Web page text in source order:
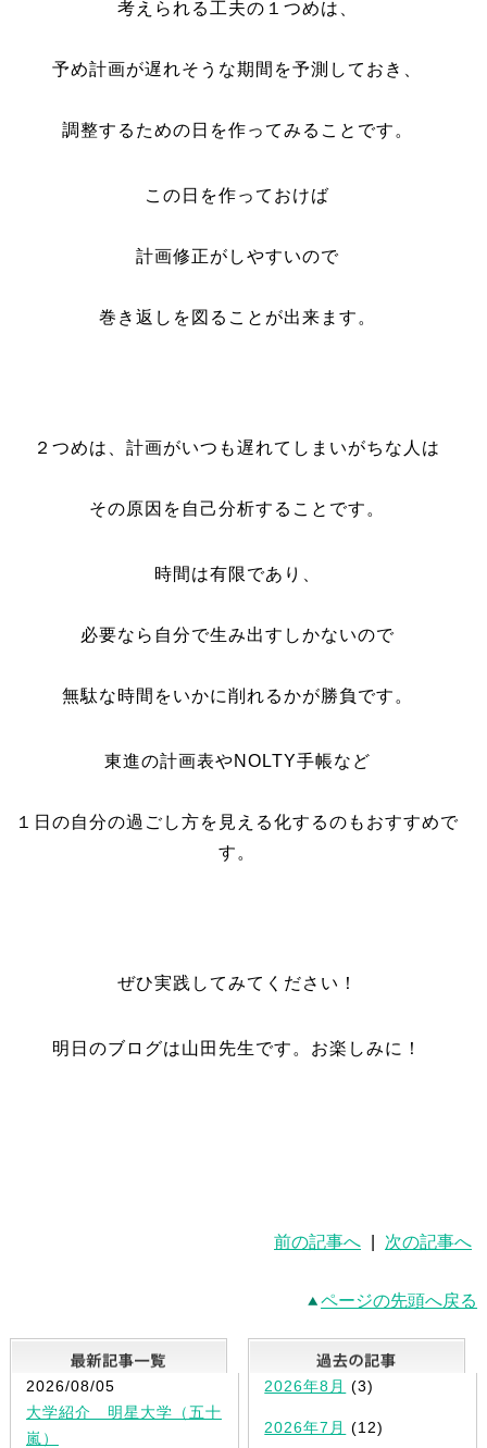
考えられる工夫の１つめは、
予め計画が遅れそうな期間を予測しておき、
調整するための日を作ってみることです。
この日を作っておけば
計画修正がしやすいので
巻き返しを図ることが出来ます。
２つめは、計画がいつも遅れてしまいがちな人は
その原因を自己分析することです。
時間は有限であり、
必要なら自分で生み出すしかないので
無駄な時間をいかに削れるかが勝負です。
東進の計画表やNOLTY手帳など
１日の自分の過ごし方を見える化するのもおすすめで
す。
ぜひ実践してみてください！
明日のブログは山田先生です。お楽しみに！
前の記事へ 次の記事へ
ページの先頭へ戻る
最新記事一覧
2026/08/05
大学紹介 明星大学（五十
嵐）
2026年8月 (3)
2026年7月 (12)